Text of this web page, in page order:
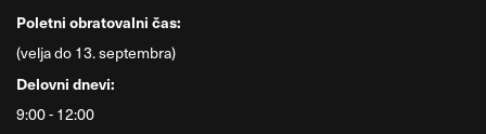
Poletni obratovalni čas:
(velja do 13. septembra)
Delovni dnevi:
9:00 - 12:00